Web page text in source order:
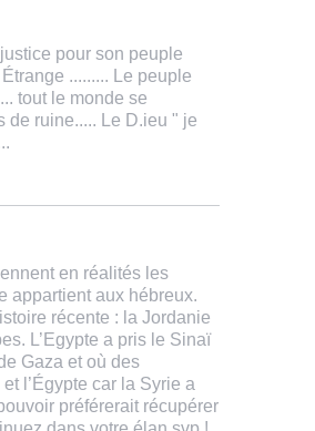
pour son peuple
......... Le peuple
tout le monde se
de ruine..... Le D.ieu " je
en réalités les
appartient aux hébreux.
récente : la Jordanie
L’Egypte a pris le Sinaï
Gaza et où des
l’Égypte car la Syrie a
préférerait récupérer